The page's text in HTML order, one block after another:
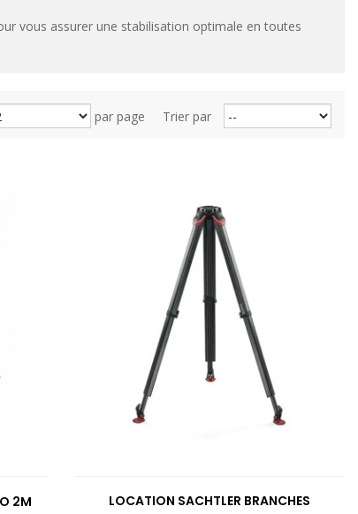
vous assurer une stabilisation optimale en toutes
Trier par
par page
2M LOCATION SACHTLER BRANCHES
VOIR LE PRODUIT